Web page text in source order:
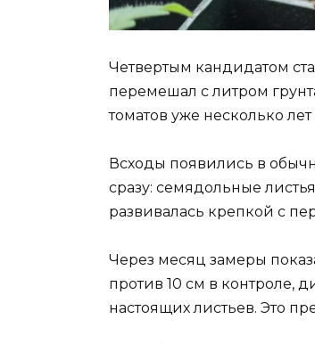
Четвертым кандидатом
перемешал с литром
томатов уже несколько
Всходы появились в
сразу: семядольные
развивалась крепкой с
Через месяц замеры
против 10 см в контроле,
настоящих листьев. Это